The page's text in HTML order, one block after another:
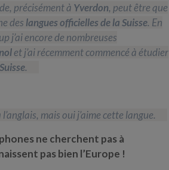
précisément à Yverdon, peut être que
des langues officielles de la Suisse. En
j’ai encore de nombreuses
et j’ai récemment commencé à étudier
.
mais oui j’aime cette langue.
ne cherchent pas à
pas bien l’Europe !